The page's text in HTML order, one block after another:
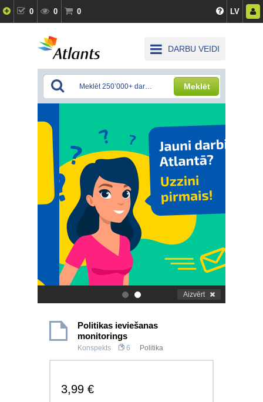
0 0 0 LV
DARBU VEIDI
Meklēt
. Aizvērt
Politikas ieviešanas
monitorings
Konspekts 6 Politika
3,99 €